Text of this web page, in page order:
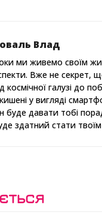
Влад
ми живемо своїм
Вже не секрет,
космічної галузі до
у вигляді
буде давати тобі
здатний стати